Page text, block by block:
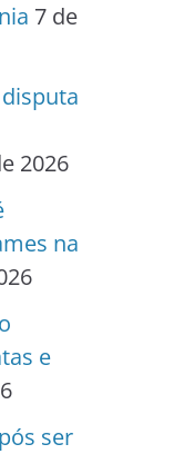
7 de
disputa
2026
na
e
ser